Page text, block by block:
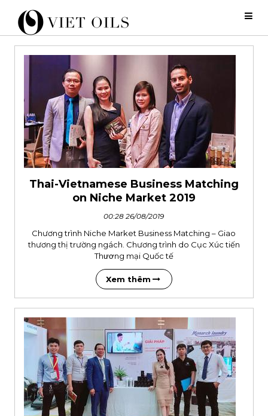
Thai-Vietnamese Business Matching
on Niche Market 2019
00:28 26/08/2019
Chương trình Niche Market Business Matching – Giao
thương thị trường ngách. Chương trình do Cục Xúc tiến
Thương mại Quốc tế
Xem thêm